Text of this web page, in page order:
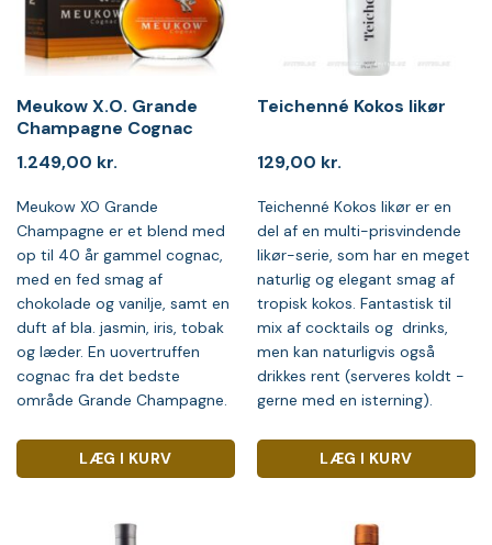
Meukow X.O. Grande
Champagne Cognac
1.249,00 kr.
Meukow XO Grande
Champagne er et blend med
op til 40 år gammel cognac,
med en fed smag af
chokolade og vanilje, samt en
duft af bla. jasmin, iris, tobak
og læder. En uovertruffen
cognac fra det bedste
område Grande Champagne.
LÆG I KURV
Teichenné Kokos likør
129,00 kr.
Teichenné Kokos likør er en
del af en multi-prisvindende
likør-serie, som har en meget
naturlig og elegant smag af
tropisk kokos. Fantastisk til
mix af cocktails og drinks,
men kan naturligvis også
drikkes rent (serveres koldt -
gerne med en isterning).
LÆG I KURV